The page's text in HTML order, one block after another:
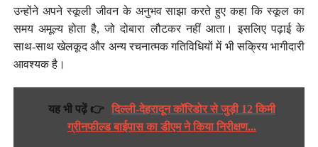
उन्होंने अपने स्कूली जीवन के अनुभव साझा करते हुए कहा कि स्कूल का
समय अमूल्य होता है, जो दोबारा लौटकर नहीं आता। इसलिए पढ़ाई के
साथ-साथ खेलकूद और अन्य रचनात्मक गतिविधियों में भी सक्रिय भागीदारी
आवश्यक है।
यह भी पढ़ें 👉 दिल्ली-देहरादून कॉरिडोर से जुड़ी 12 किमी
ग्रीनफील्ड बाईपास का डीएम ने किया निरीक्षण...